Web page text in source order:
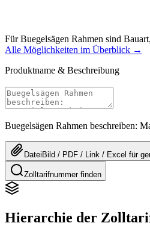
Für Buegelsägen Rahmen sind
Alle Möglichkeiten im Überblick →
Produktname & Beschreibung
Buegelsägen Rahmen beschreiben:
Datei Bild / PDF / Link / Excel für
Zolltarifnummer finden
Hierarchie der